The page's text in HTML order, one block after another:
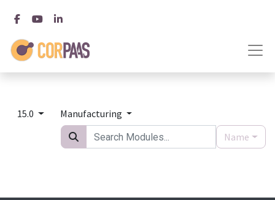
15.0
Manufacturing
Name